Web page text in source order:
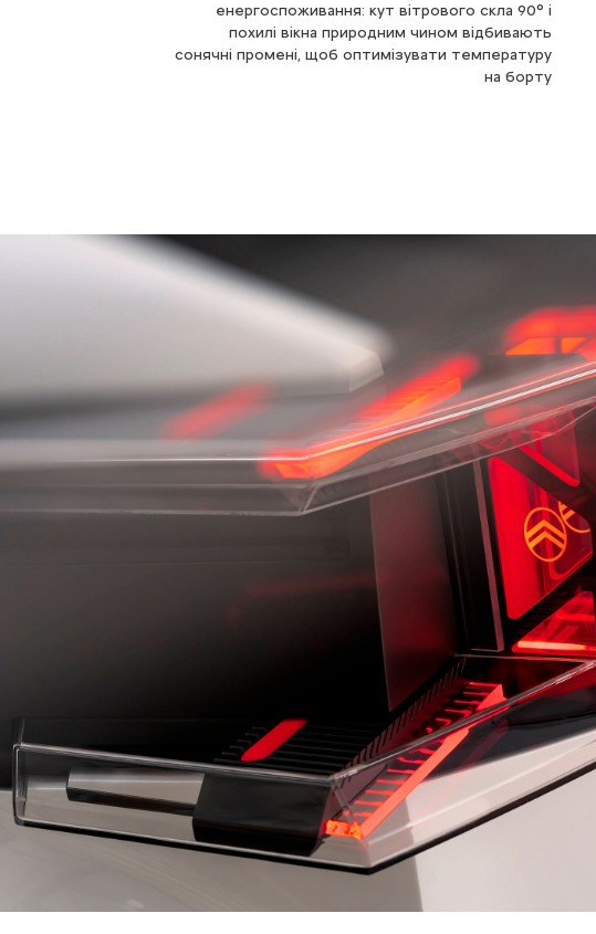
енергоспоживання: кут вітрового скла 90° і
похилі вікна природним чином відбивають
сонячні промені, щоб оптимізувати температуру
на борту
потрібно, і їх можна інтегрувати безпосередньо
в приладову панель